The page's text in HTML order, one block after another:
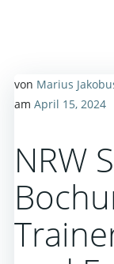
von Marius
am April 15, 2024
NRW